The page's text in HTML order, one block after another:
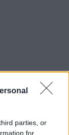
parties, or
for